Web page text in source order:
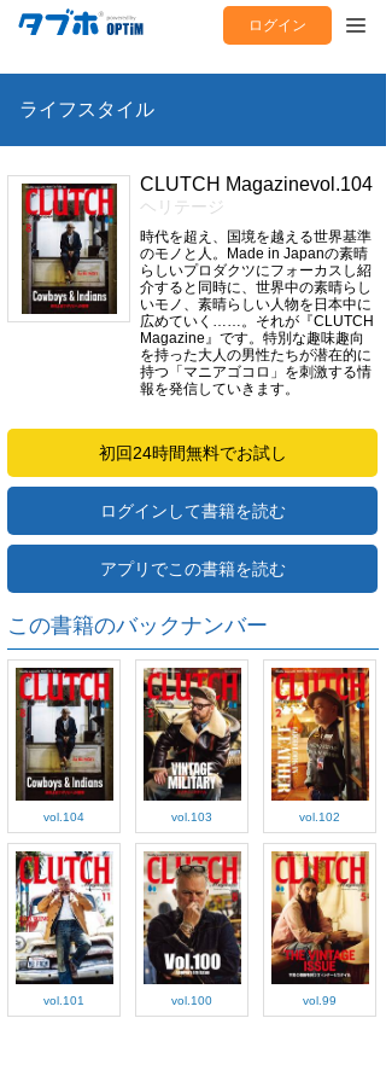
ログイン
ライフスタイル
CLUTCH Magazinevol.104
ヘリテージ
時代を超え、国境を越える世界基準
のモノと人。Made in Japanの素晴
らしいプロダクツにフォーカスし紹
介すると同時に、世界中の素晴らし
いモノ、素晴らしい人物を日本中に
広めていく……。それが『CLUTCH
Magazine』です。特別な趣味趣向
を持った大人の男性たちが潜在的に
持つ「マニアゴコロ」を刺激する情
報を発信していきます。
初回24時間無料でお試し
ログインして書籍を読む
アプリでこの書籍を読む
この書籍のバックナンバー
vol.104 vol.103 vol.102
vol.101 vol.100 vol.99